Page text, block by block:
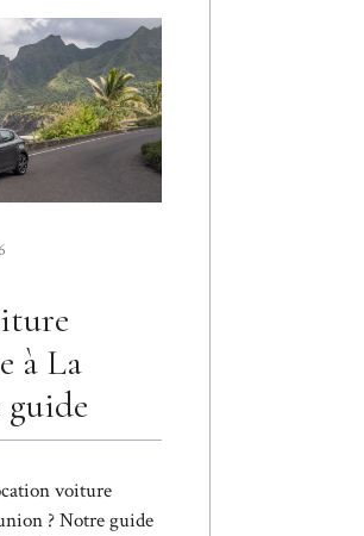
à La
guide
voiture
? Notre guide